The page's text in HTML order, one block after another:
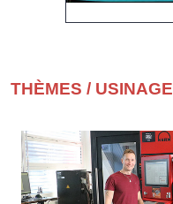
THÈMES / USINAGE